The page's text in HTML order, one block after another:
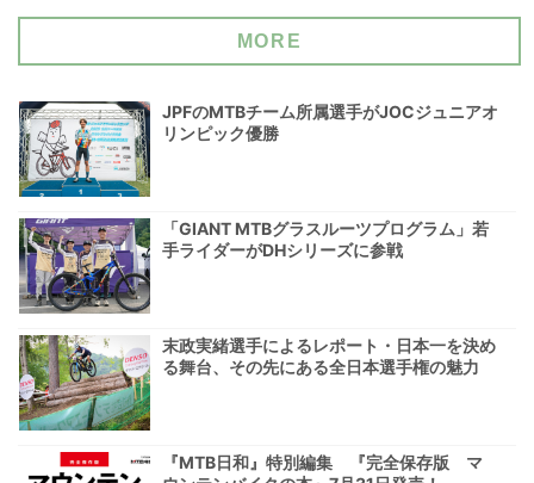
MORE
JPFのMTBチーム所属選手がJOCジュニアオ
リンピック優勝
「GIANT MTBグラスルーツプログラム」若
手ライダーがDHシリーズに参戦
末政実緒選手によるレポート・日本一を決め
る舞台、その先にある全日本選手権の魅力
『MTB日和』特別編集 『完全保存版 マ